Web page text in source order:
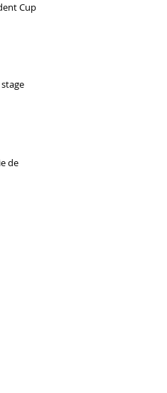
Cup
de